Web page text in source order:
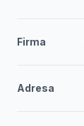
Firma
Adresa